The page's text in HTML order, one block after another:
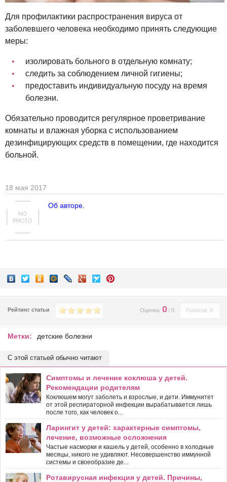
Для профилактики распространения вируса от
заболевшего человека необходимо принять следующие
меры:
изолировать больного в отдельную комнату;
следить за соблюдением личной гигиены;
предоставить индивидуальную посуду на время
болезни.
Обязательно проводится регулярное проветривание
комнаты и влажная уборка с использованием
дезинфицирующих средств в помещении, где находится
больной.
18 мая 2017
Об авторе.
Рейтинг статьи Голосов: 0
Оценка: 0/ 0
Метки: детские болезни
С этой статьей обычно читают
Симптомы и лечение коклюша у детей.
Рекомендации родителям
Коклюшем могут заболеть и взрослые, и дети. Иммунитет
от этой респираторной инфекции вырабатывается лишь
после того, как человек о...
Ларингит у детей: характерные симптомы,
лечение, возможные осложнения
Частые насморки и кашель у детей, особенно в холодные
месяцы, никого не удивляют. Несовершенство иммунной
системы и своеобразие де...
Ротавирусная инфекция у детей. Причины,